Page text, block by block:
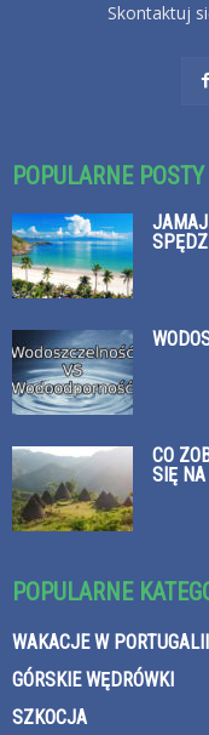
Skontaktuj
POPULARNE POSTY
CO
SIĘ
POPULARNE
WAKACJE W PORTUGALII
GÓRSKIE WĘDRÓWKI
SZKOCJA